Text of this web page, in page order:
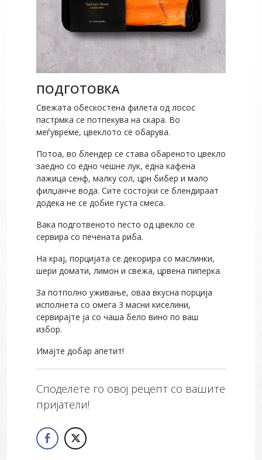
ПОДГОТОВКА
Свежата обескостена филета од лосос
пастрмка се потпекува на скара. Во
меѓувреме, цвеклото се обарува.
Потоа, во блендер се става обареното цвекло
заедно со едно чешне лук, една кафена
лажица сенф, малку сол, црн бибер и мало
филџанче вода. Сите состојки се блендираат
додека не се добие густа смеса.
Вака подготвеното песто од цвекло се
сервира со печената риба.
На крај, порцијата се декорира со маслинки,
шери домати, лимон и свежа, црвена пиперка.
За потполно уживање, оваа вкусна порција
исполнета со омега 3 масни киселини,
сервирајте ја со чаша бело вино по ваш
избор.
Имајте добар апетит!
Споделете го овој рецепт со вашите
пријатели!